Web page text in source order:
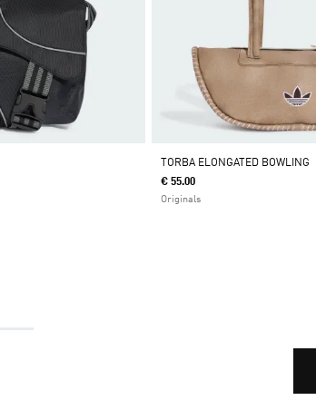
TORBA ELONGATED BOWLING
€ 55.00
Originals